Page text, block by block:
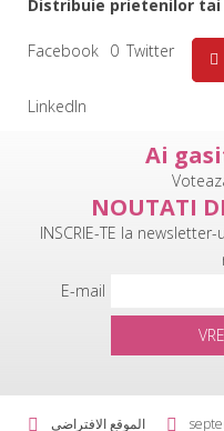
Distribuie prietenilor
Facebook 0 Twitter
LinkedIn
Ai
NOUTATI
INSCRIE-TE la
E-mail
الموقع الافتراضي